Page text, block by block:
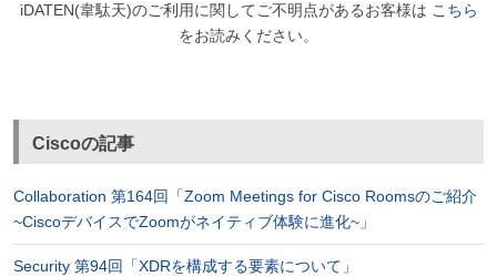
iDATEN(韋駄天)のご利用に関してご不明点があるお客様は こちら
をお読みください。
Ciscoの記事
Collaboration 第164回「Zoom Meetings for Cisco Roomsのご紹介
~CiscoデバイスでZoomがネイティブ体験に進化~」
Security 第94回「XDRを構成する要素について」